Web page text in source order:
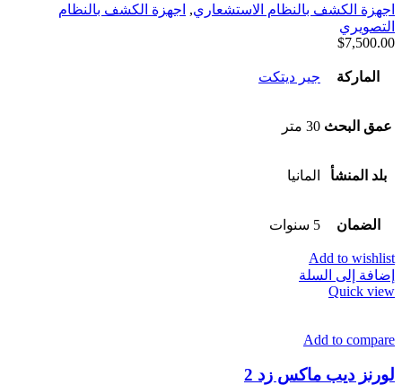
اجهزة الكشف بالنظام الاستشعاري, اجهزة الكشف بالنظام
التصويري
$7,500.00
الماركة جير ديتكت
عمق البحث 30 متر
بلد المنشأ المانيا
الضمان 5 سنوات
Add to wishlist
إضافة إلى السلة
Quick view
Add to compare
لورنز ديب ماكس زد 2